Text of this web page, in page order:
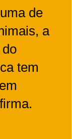
de
a
tem